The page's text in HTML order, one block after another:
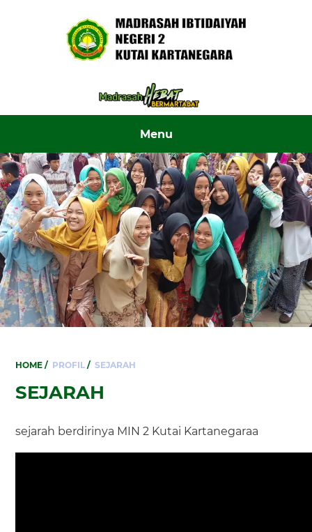
Menu
HOME / PROFIL / SEJARAH
SEJARAH
sejarah berdirinya MIN 2 Kutai Kartanegaraa